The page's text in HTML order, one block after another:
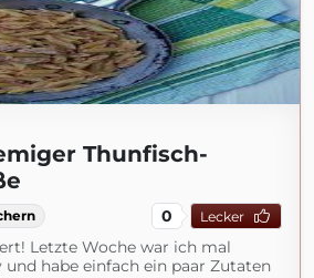
Thunfisch-
0 Lecker
Letzte Woche war ich mal
habe einfach ein paar Zutaten